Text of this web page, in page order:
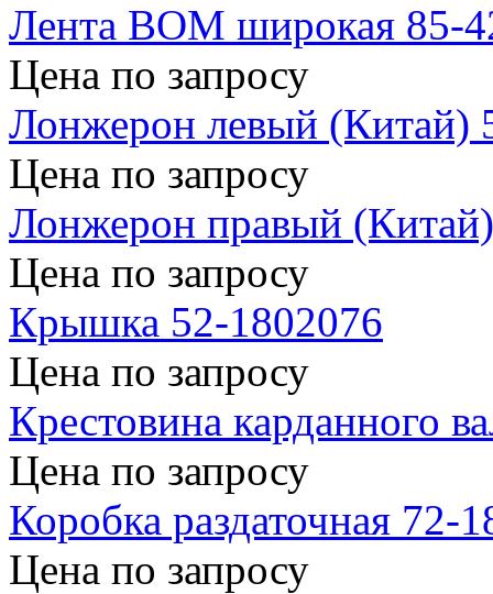
Лента ВОМ широкая 85-
Цена по запросу
Лонжерон левый (Китай)
Цена по запросу
Лонжерон правый
Цена по запросу
Крышка 52-1802076
Цена по запросу
Крестовина карданного
Цена по запросу
Коробка раздаточная 72-
Цена по запросу